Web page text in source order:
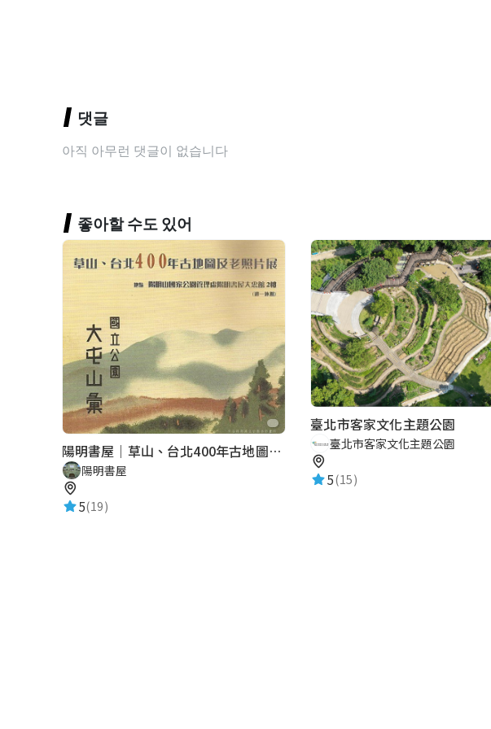
댓글
아직 아무런 댓글이 없습니다
좋아할 수도 있어
陽明書屋｜草山、台北400年古地圖老照片展｜智慧導覽
陽明書屋
5(19)
臺北市客家文化主題公園
臺北市客家文化主題公園
5(15)